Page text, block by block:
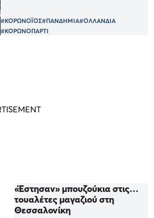
#ΚΟΡΩΝΟΪΟΣ#ΠΑΝΔΗΜΙΑ#ΟΛΛΑΝΔΙΑ
#ΚΟΡΩΝΟΠΑΡΤΙ
«Έστησαν» μπουζούκια στις…
τουαλέτες μαγαζιού στη
Θεσσαλονίκη